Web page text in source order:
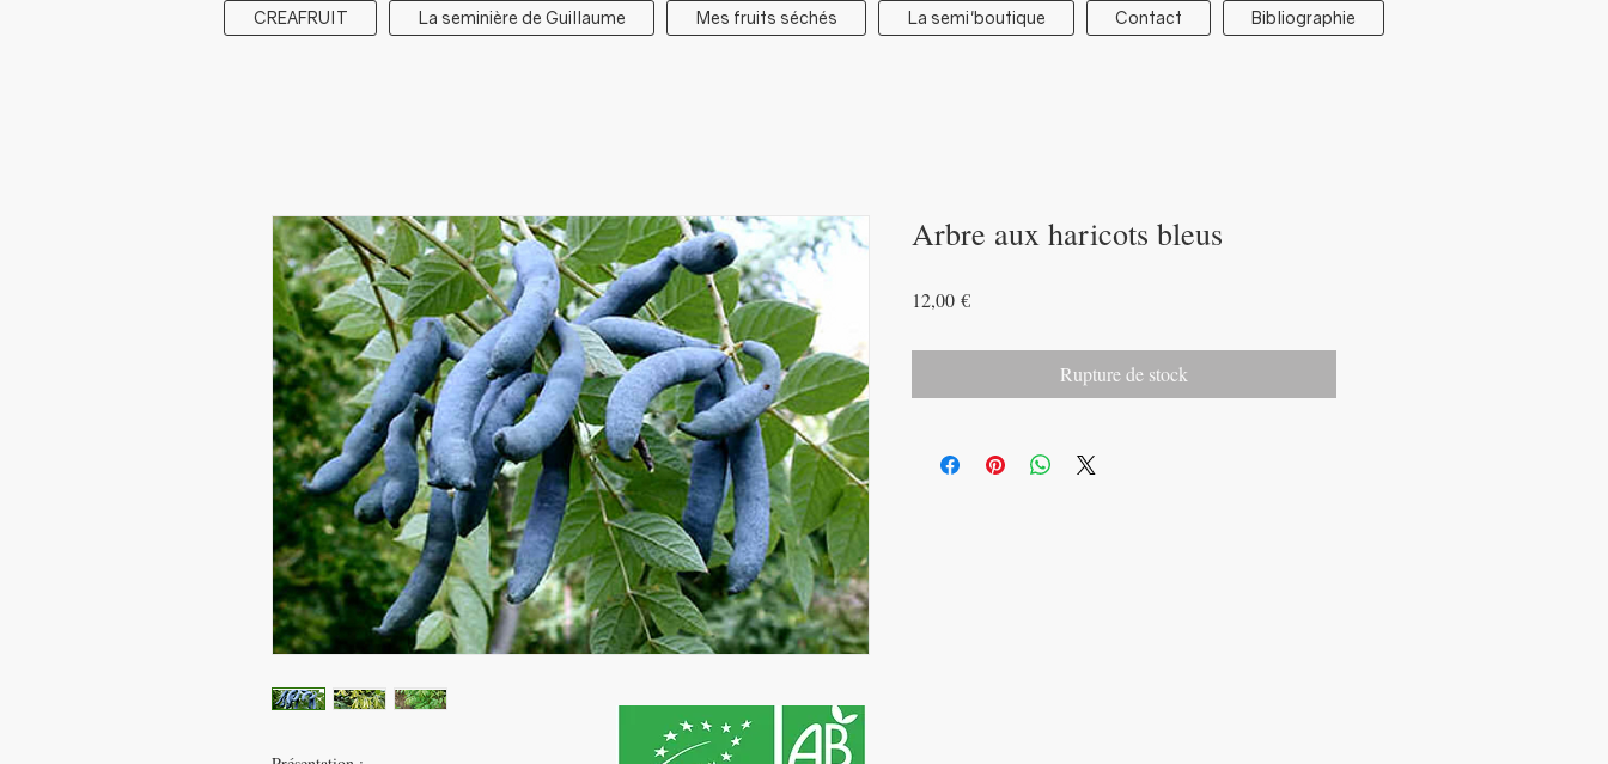
CREAFRUIT La seminière de Guillaume Mes fruits séchés La semi'boutique Contact Bibliographie
Arbre aux haricots bleus
12,00 €Prix
Rupture de stock